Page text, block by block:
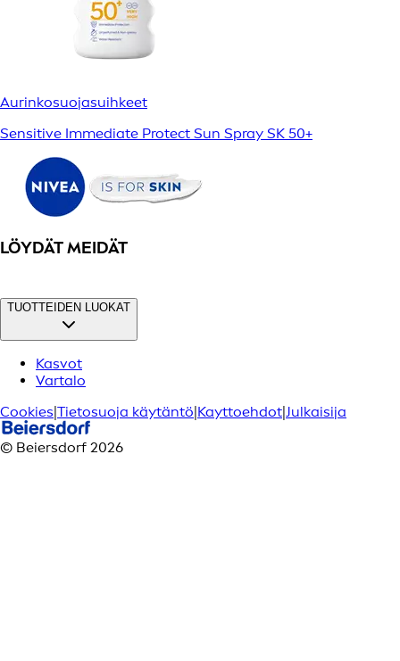
Aurinkosuojasuihkeet
Sensitive Immediate Protect Sun Spray SK 50+
LÖYDÄT MEIDÄT
TUOTTEIDEN LUOKAT
Kasvot
Vartalo
Cookies|Tietosuoja käytäntö|Kayttoehdot|Julkaisija
© Beiersdorf 2026